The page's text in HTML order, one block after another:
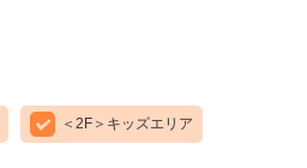
＜2F＞キッズエリア